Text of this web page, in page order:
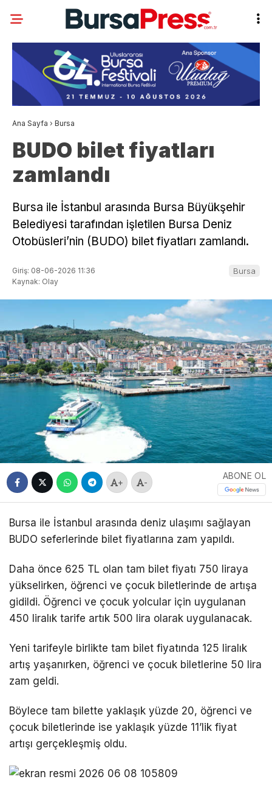
Ana Sayfa › Bursa
BUDO bilet fiyatları
zamlandı
Bursa ile İstanbul arasında Bursa Büyükşehir
Belediyesi tarafından işletilen Bursa Deniz
Otobüsleri’nin (BUDO) bilet fiyatları zamlandı.
Giriş: 08-06-2026 11:36
Kaynak: Olay
Bursa
+ -
ABONE OL
Bursa ile İstanbul arasında deniz ulaşımı sağlayan
BUDO seferlerinde bilet fiyatlarına zam yapıldı.
Daha önce 625 TL olan tam bilet fiyatı 750 liraya
yükselirken, öğrenci ve çocuk biletlerinde de artışa
gidildi. Öğrenci ve çocuk yolcular için uygulanan
450 liralık tarife artık 500 lira olarak uygulanacak.
Yeni tarifeyle birlikte tam bilet fiyatında 125 liralık
artış yaşanırken, öğrenci ve çocuk biletlerine 50 lira
zam geldi.
Böylece tam bilette yaklaşık yüzde 20, öğrenci ve
çocuk biletlerinde ise yaklaşık yüzde 11’lik fiyat
artışı gerçekleşmiş oldu.